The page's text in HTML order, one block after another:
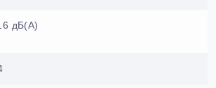
дБ(А)